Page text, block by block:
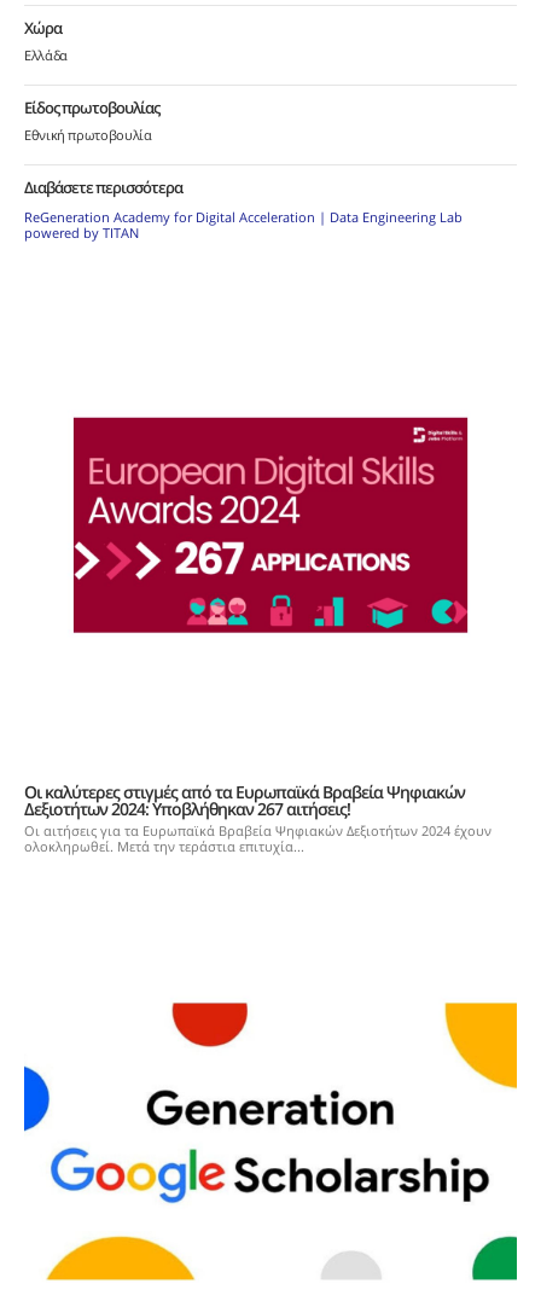
Χώρα
Ελλάδα
Είδος πρωτοβουλίας
Εθνική πρωτοβουλία
Διαβάσετε περισσότερα
ReGeneration Academy for Digital Acceleration | Data Engineering Lab
powered by TITAN
Οι καλύτερες στιγμές από τα Ευρωπαϊκά Βραβεία Ψηφιακών
Δεξιοτήτων 2024: Υποβλήθηκαν 267 αιτήσεις!
Οι αιτήσεις για τα Ευρωπαϊκά Βραβεία Ψηφιακών Δεξιοτήτων 2024 έχουν
ολοκληρωθεί. Μετά την τεράστια επιτυχία...